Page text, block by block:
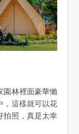
園林裡面豪華懶
，這樣就可以花
拍照，真是太幸